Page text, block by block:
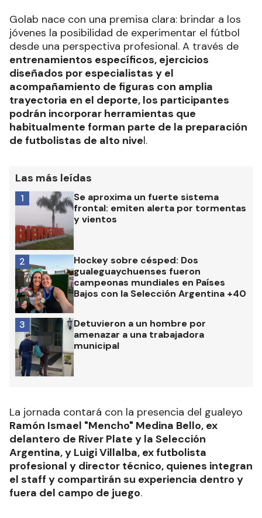
Golab nace con una premisa clara: brindar a los
jóvenes la posibilidad de experimentar el fútbol
desde una perspectiva profesional. A través de
entrenamientos específicos, ejercicios
diseñados por especialistas y el
acompañamiento de figuras con amplia
trayectoria en el deporte, los participantes
podrán incorporar herramientas que
habitualmente forman parte de la preparación
de futbolistas de alto nivel.
Las más leídas
Se aproxima un fuerte sistema
frontal: emiten alerta por tormentas
y vientos
1
Hockey sobre césped: Dos
gualeguaychuenses fueron
campeonas mundiales en Países
Bajos con la Selección Argentina +40
2
Detuvieron a un hombre por
amenazar a una trabajadora
municipal
3
La jornada contará con la presencia del gualeyo
Ramón Ismael "Mencho" Medina Bello, ex
delantero de River Plate y la Selección
Argentina, y Luigi Villalba, ex futbolista
profesional y director técnico, quienes integran
el staff y compartirán su experiencia dentro y
fuera del campo de juego.